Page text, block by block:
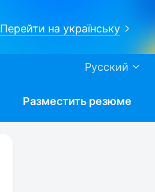
Перейти на українську
Русский
Разместить резюме